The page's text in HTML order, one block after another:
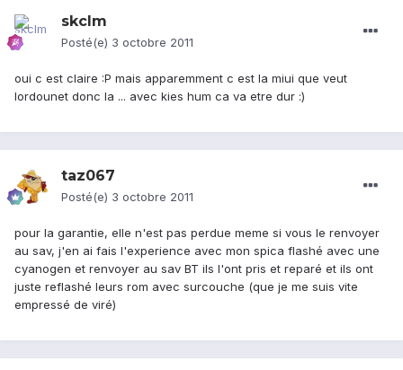
skclm
Posté(e) 3 octobre 2011
oui c est claire :P mais apparemment c est la miui que veut
lordounet donc la ... avec kies hum ca va etre dur :)
taz067
Posté(e) 3 octobre 2011
pour la garantie, elle n'est pas perdue meme si vous le renvoyer
au sav, j'en ai fais l'experience avec mon spica flashé avec une
cyanogen et renvoyer au sav BT ils l'ont pris et reparé et ils ont
juste reflashé leurs rom avec surcouche (que je me suis vite
empressé de viré)